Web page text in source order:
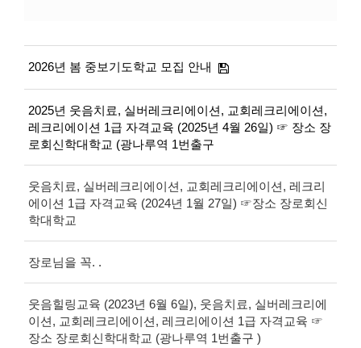
2026년 봄 중보기도학교 모집 안내
2025년 웃음치료, 실버레크리에이션, 교회레크리에이션,
레크리에이션 1급 자격교육 (2025년 4월 26일) ☞ 장소 장
로회신학대학교 (광나루역 1번출구
웃음치료, 실버레크리에이션, 교회레크리에이션, 레크리
에이션 1급 자격교육 (2024년 1월 27일) ☞장소 장로회신
학대학교
장로님을 꼭. .
웃음힐링교육 (2023년 6월 6일), 웃음치료, 실버레크리에
이션, 교회레크리에이션, 레크리에이션 1급 자격교육 ☞
장소 장로회신학대학교 (광나루역 1번출구 )